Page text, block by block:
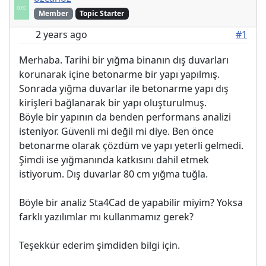
Member Topic Starter
2 years ago
#1
Merhaba. Tarihi bir yığma binanın dış duvarları
korunarak içine betonarme bir yapı yapılmış.
Sonrada yığma duvarlar ile betonarme yapı dış
kirişleri bağlanarak bir yapı oluşturulmuş.
Böyle bir yapının da benden performans analizi
isteniyor. Güvenli mi değil mi diye. Ben önce
betonarme olarak çözdüm ve yapı yeterli gelmedi.
Şimdi ise yığmanında katkısını dahil etmek
istiyorum. Dış duvarlar 80 cm yığma tuğla.
Böyle bir analiz Sta4Cad de yapabilir miyim? Yoksa
farklı yazılımlar mı kullanmamız gerek?
Teşekkür ederim şimdiden bilgi için.